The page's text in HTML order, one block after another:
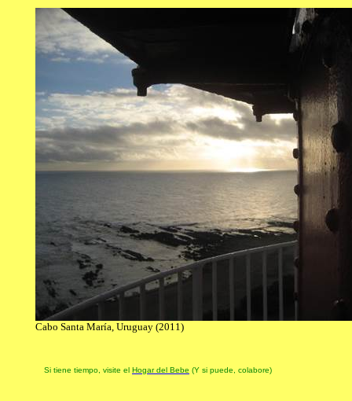
Cabo Santa María, Uruguay (2011)
Si tiene tiempo, visite el Hogar del Bebe (Y si puede, colabore)